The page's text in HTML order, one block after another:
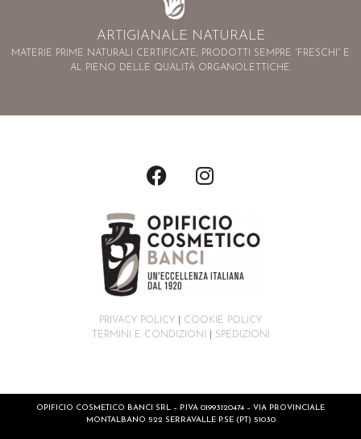
ARTIGIANALE NATURALE
MATERIE PRIME NATURALI CERTIFICATE, PRODOTTI SEMPRE “FRESCHI” E
AL PIENO DELLE QUALITÀ ORGANOLETTICHE.
PRIVACY POLICY
COOKIE POLICY
TERMINI E CONDIZIONI
SPEDIZIONI
OPIFICIO COSMETICO BANCI SRL – P.IVA 01993120474 – VIA PROVINCIALE
MONTALBANO 522 SERRAVALLE P.SE (PT) 51030